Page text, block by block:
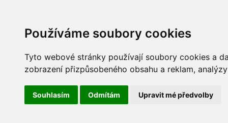
Používáme soubory cookies
Tyto webové stránky používají soubory cookies a
zobrazení přizpůsobeného obsahu a reklam,
Souhlasím Odmítám Upravit mé předvolby